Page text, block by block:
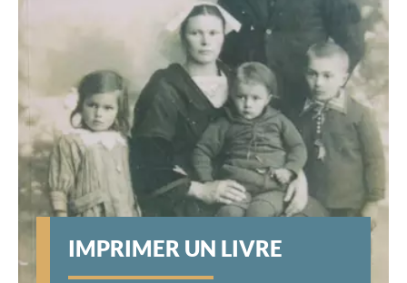
IMPRIMER UN LIVRE